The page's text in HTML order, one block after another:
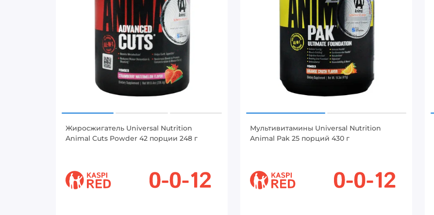
Жиросжигатель Universal Nutrition
Animal Cuts Powder 42 порции 248 г
Мультивитамины Universal Nutrition
Animal Pak 25 порций 430 г